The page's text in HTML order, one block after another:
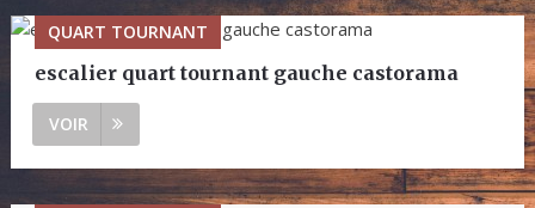
QUART TOURNANT
escalier quart tournant gauche castorama
VOIR